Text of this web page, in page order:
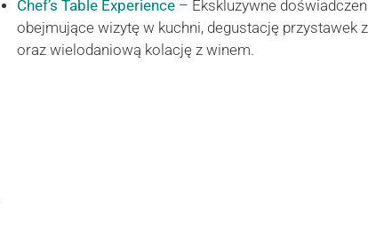
Chef’s Table Experience – Ekskluzywne
obejmujące wizytę w kuchni, degustację przystawek
oraz wielodaniową kolację z winem.